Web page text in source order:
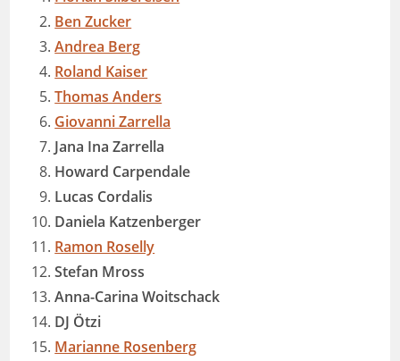
Ben Zucker
Andrea Berg
Roland Kaiser
Thomas Anders
Giovanni Zarrella
Jana Ina Zarrella
Howard Carpendale
Lucas Cordalis
Daniela Katzenberger
Ramon Roselly
Stefan Mross
Anna-Carina Woitschack
DJ Ötzi
Marianne Rosenberg